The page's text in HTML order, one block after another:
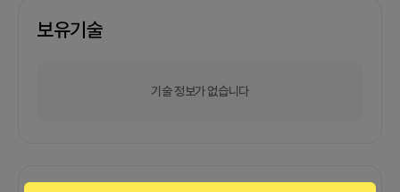
재저희 팀 이름은 마인드크래프터입니다.더 나은 세
보유기술
기술 정보가 없습니다